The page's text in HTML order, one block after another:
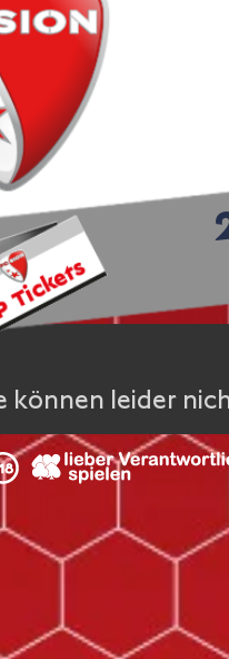
können leider